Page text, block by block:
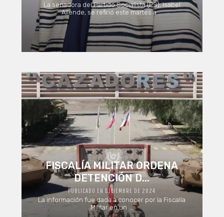
La senadora del Partido Socialista (PS), Isabel
Allende, se refirió este martes a ...
FISCALÍA MILITAR ORDENA
DETENCIÓN D...
PUBLICADO EN DICIEMBRE DE 2024
La información fue dada a conocer por la Fiscalía
Militar en un ...